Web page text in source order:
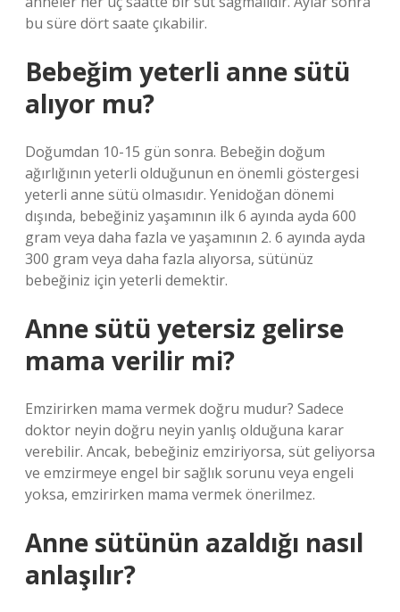
bu süre dört saate çıkabilir.
Bebeğim yeterli anne sütü
alıyor mu?
Doğumdan 10-15 gün sonra. Bebeğin doğum
ağırlığının yeterli olduğunun en önemli göstergesi
yeterli anne sütü olmasıdır. Yenidoğan dönemi
dışında, bebeğiniz yaşamının ilk 6 ayında ayda 600
gram veya daha fazla ve yaşamının 2. 6 ayında ayda
300 gram veya daha fazla alıyorsa, sütünüz
bebeğiniz için yeterli demektir.
Anne sütü yetersiz gelirse
mama verilir mi?
Emzirirken mama vermek doğru mudur? Sadece
doktor neyin doğru neyin yanlış olduğuna karar
verebilir. Ancak, bebeğiniz emziriyorsa, süt geliyorsa
ve emzirmeye engel bir sağlık sorunu veya engeli
yoksa, emzirirken mama vermek önerilmez.
Anne sütünün azaldığı nasıl
anlaşılır?